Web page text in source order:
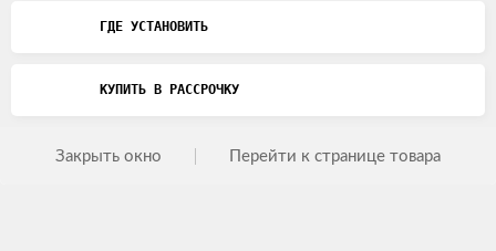
ГДЕ УСТАНОВИТЬ
КУПИТЬ В РАССРОЧКУ
Закрыть окно Перейти к странице товара